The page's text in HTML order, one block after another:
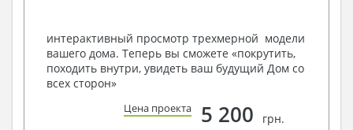
условий, за дополнительную плату.
Получить профессиональную консультацию у
наших специалистов, Вы можете любым
способом связи: закажите обратный звонок,
по viber, e-mail, телефон -
интерактивный просмотр трехмерной модели
вашего дома. Теперь вы сможете «покрутить,
походить внутри, увидеть ваш будущий Дом со
всех сторон»
Цена проекта 5 200 грн.